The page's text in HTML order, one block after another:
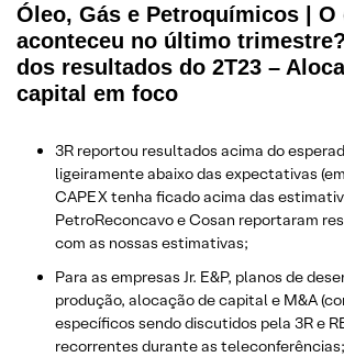
Óleo, Gás e Petroquímicos | O
aconteceu no último
dos resultados do 2T23 –
capital em foco
3R reportou resultados acima do
ligeiramente abaixo das expectativas
CAPEX tenha ficado acima das
PetroReconcavo e Cosan reportaram
com as nossas estimativas;
Para as empresas Jr. E&P, planos de
produção, alocação de capital e M&A
específicos sendo discutidos pela 3R e
recorrentes durante as teleconferências;